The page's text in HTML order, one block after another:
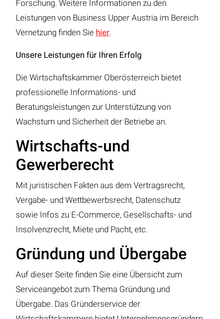
Forschung. Weitere Informationen zu den
Leistungen von Business Upper Austria im Bereich
Vernetzung finden Sie hier.
Unsere Leistungen für Ihren Erfolg
Die Wirtschaftskammer Oberösterreich bietet
professionelle Informations- und
Beratungsleistungen zur Unterstützung von
Wachstum und Sicherheit der Betriebe an.
Wirtschafts-und
Gewerberecht
Mit juristischen Fakten aus dem Vertragsrecht,
Vergabe- und Wettbewerbsrecht, Datenschutz
sowie Infos zu E-Commerce, Gesellschafts- und
Insolvenzrecht, Miete und Pacht, etc.
Gründung und Übergabe
Auf dieser Seite finden Sie eine Übersicht zum
Serviceangebot zum Thema Gründung und
Übergabe. Das Gründerservice der